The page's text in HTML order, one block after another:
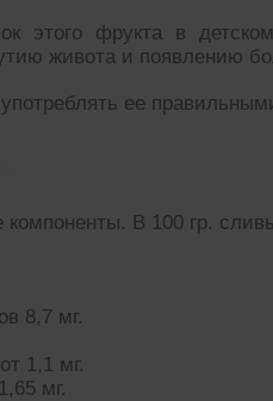
этого фрукта в
живота и появлению
ее
компоненты. В 100 гр.
8,7 мг.
1,1 мг.
мг.